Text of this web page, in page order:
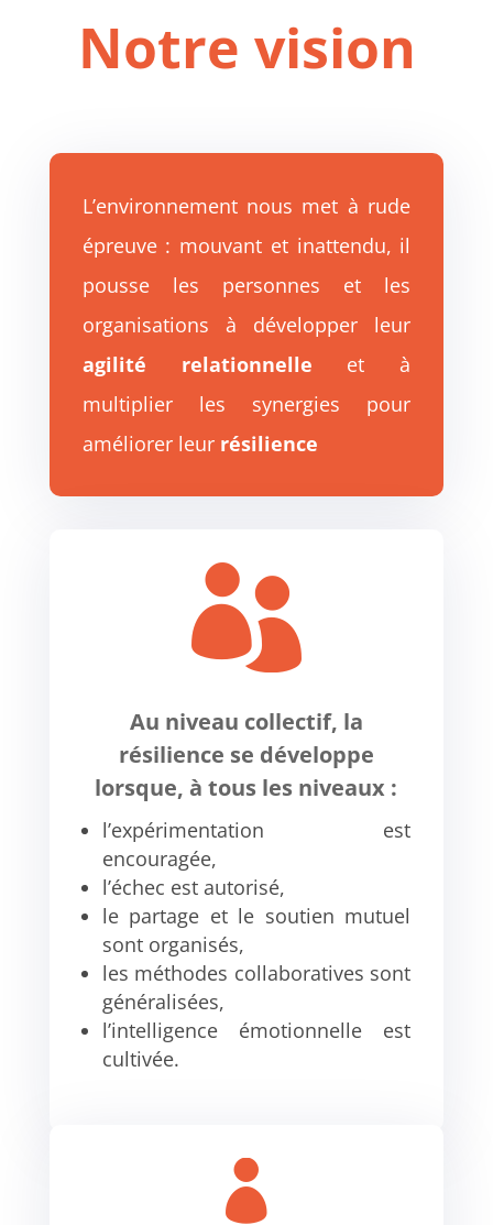
Notre vision
L’environnement nous met à rude
épreuve : mouvant et inattendu, il
pousse les personnes et les
organisations à développer leur
agilité relationnelle et à
multiplier les synergies pour
améliorer leur résilience

Au niveau collectif, la
résilience se développe
lorsque, à tous les niveaux :
l’expérimentation est
encouragée,
l’échec est autorisé,
le partage et le soutien mutuel
sont organisés,
les méthodes collaboratives sont
généralisées,
l’intelligence émotionnelle est
cultivée.
